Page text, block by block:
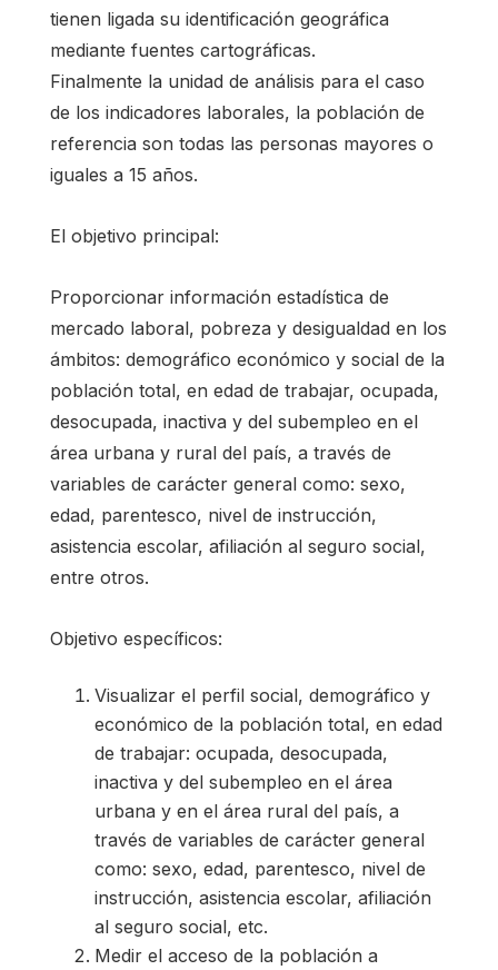
tienen ligada su identificación geográfica
mediante fuentes cartográficas.
Finalmente la unidad de análisis para el caso
de los indicadores laborales, la población de
referencia son todas las personas mayores o
iguales a 15 años.
El objetivo principal:
Proporcionar información estadística de
mercado laboral, pobreza y desigualdad en los
ámbitos: demográfico económico y social de la
población total, en edad de trabajar, ocupada,
desocupada, inactiva y del subempleo en el
área urbana y rural del país, a través de
variables de carácter general como: sexo,
edad, parentesco, nivel de instrucción,
asistencia escolar, afiliación al seguro social,
entre otros.
Objetivo específicos:
Visualizar el perfil social, demográfico y
económico de la población total, en edad
de trabajar: ocupada, desocupada,
inactiva y del subempleo en el área
urbana y en el área rural del país, a
través de variables de carácter general
como: sexo, edad, parentesco, nivel de
instrucción, asistencia escolar, afiliación
al seguro social, etc.
Medir el acceso de la población a